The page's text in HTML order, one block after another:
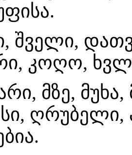
შველი,
კოღო,
მზე,
ღრუბელი,